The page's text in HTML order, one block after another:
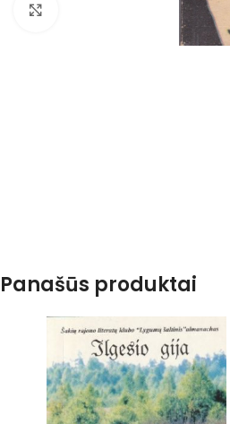
Spustelėkite, kad padidintumėte
Panašūs produktai